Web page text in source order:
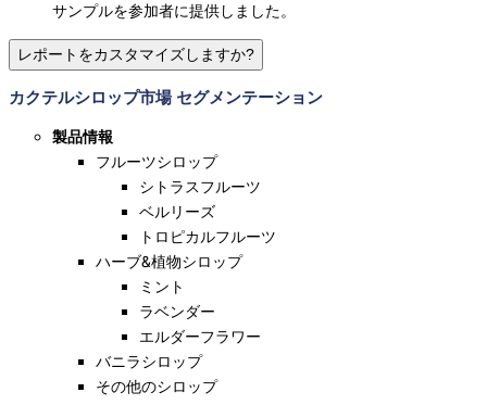
サンプルを参加者に提供しました。
レポートをカスタマイズしますか?
カクテルシロップ市場 セグメンテーション
製品情報
フルーツシロップ
シトラスフルーツ
ベルリーズ
トロピカルフルーツ
ハーブ&植物シロップ
ミント
ラベンダー
エルダーフラワー
バニラシロップ
その他のシロップ